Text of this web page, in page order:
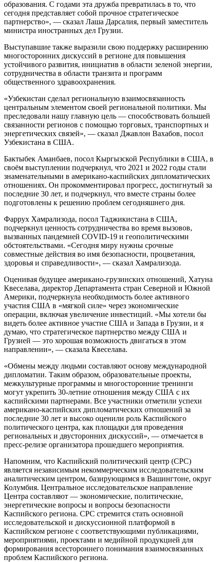
образования. С годами эта дружба превратилась в то, что
сегодня представляет собой прочное стратегическое
партнерство», — сказал Лаша Дарсалия, первый заместитель
министра иностранных дел Грузии.
Выступавшие также выразили свою поддержку расширению
многосторонних дискуссий в регионе для повышения
устойчивого развития, инициатив в области зеленой энергии,
сотрудничества в области транзита и программ
общественного здравоохранения.
«Узбекистан сделал региональную взаимосвязанность
центральным элементом своей региональной политики. Мы
преследовали нашу главную цель — способствовать большей
связанности регионов с помощью торговых, транспортных и
энергетических связей», — сказал Джавлон Вахабов, посол
Узбекистана в США.
Бактыбек Аманбаев, посол Кыргызской Республики в США, в
своём выступлении подчеркнул, что 2021 и 2022 годы стали
знаменательными в американо-каспийских дипломатических
отношениях. Он прокомментировал прогресс, достигнутый за
последние 30 лет, и подчеркнул, что вместе страны более
подготовлены к решению проблем сегодняшнего дня.
Фаррух Хамрализода, посол Таджикистана в США,
подчеркнул ценность сотрудничества во время вызовов,
вызванных пандемией COVID-19 и геополитическими
обстоятельствами. «Сегодня миру нужны срочные
совместные действия во имя безопасности, процветания,
здоровья и справедливости», — сказал Хамрализода.
Оценивая будущее американо-грузинских отношений, Хатуна
Квеселава, директор Департамента стран Северной и Южной
Америки, подчеркнула необходимость более активного
участия США в «мягкой силе» через экономические
операции, включая увеличение инвестиций. «Мы хотели бы
видеть более активное участие США и Запада в Грузии, и я
думаю, что стратегическое партнерство между США и
Грузией — это хорошая возможность двигаться в этом
направлении», — сказала Квеселава.
«Обмены между людьми составляют основу международной
дипломатии. Таким образом, образовательные проекты,
межкультурные программы и многосторонние тренинги
могут укрепить 30-летние отношения между США с их
каспийскими партнерами. Все участники отметили успехи
американо-каспийских дипломатических отношений за
последние 30 лет и высоко оценили роль Каспийского
политического центра, как площадки для проведения
региональных и двусторонних дискуссий», — отмечается в
пресс-релизе организатора прошедшего мероприятия.
Напомним, что Каспийский политический центр (CPC)
является независимым некоммерческим исследовательским
аналитическим центром, базирующимся в Вашингтоне, округ
Колумбия. Центральное исследовательское направление
Центра составляют — экономические, политические,
энергетические вопросы и вопросы безопасности
Каспийского региона. CPC стремится стать основной
исследовательской и дискуссионной платформой в
Каспийском регионе с соответствующими публикациями,
мероприятиями, проектами и медийной продукцией для
формирования всестороннего понимания взаимосвязанных
проблем Каспийского региона.